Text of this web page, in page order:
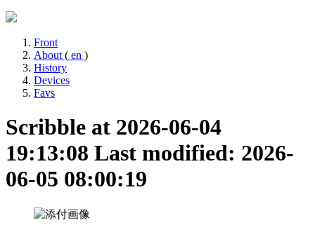
Front
About ( en )
History
Devices
Favs
Scribble at 2026-06-04
19:13:08 Last modified: 2026-
06-05 08:00:19